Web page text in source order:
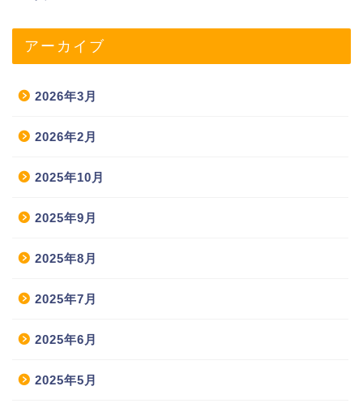
アーカイブ
2026年3月
2026年2月
2025年10月
2025年9月
2025年8月
2025年7月
2025年6月
2025年5月